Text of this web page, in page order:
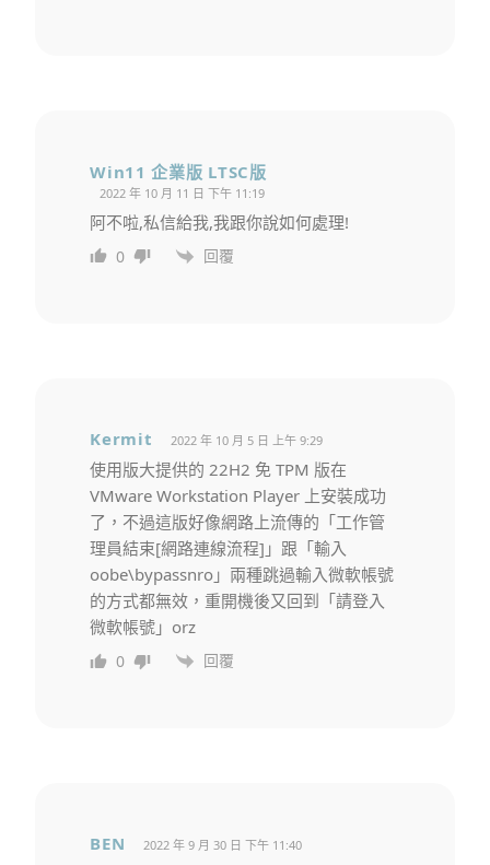
Win11 企業版 LTSC版
2022 年 10 月 11 日 下午 11:19
阿不啦,私信給我,我跟你說如何處理!
0 回覆
Kermit 2022 年 10 月 5 日 上午 9:29
使用版大提供的 22H2 免 TPM 版在
VMware Workstation Player 上安裝成功
了，不過這版好像網路上流傳的「工作管
理員結束[網路連線流程]」跟「輸入
oobe\bypassnro」兩種跳過輸入微軟帳號
的方式都無效，重開機後又回到「請登入
微軟帳號」orz
0 回覆
BEN 2022 年 9 月 30 日 下午 11:40